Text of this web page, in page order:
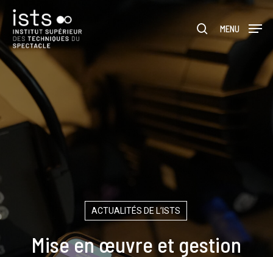
to
main
content
rechercher
MENU
ACTUALITÉS DE L’ISTS
Mise en œuvre et gestion
Menu